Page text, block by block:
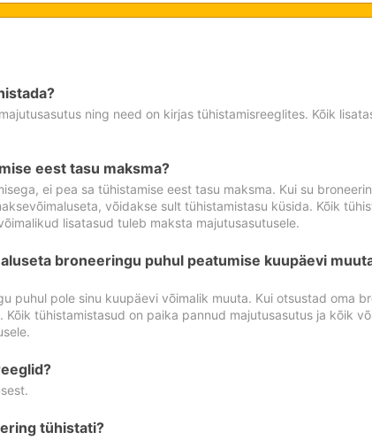
ning need on kirjas tühistamisreeglites. Kõik
eest tasu maksma?
ei pea sa tühistamise eest tasu maksma. Kui su
võidakse sult tühistamistasu küsida. Kõik
lisatasud tuleb maksta majutusasutusele.
broneeringu puhul peatumise kuupäevi
puhul pole sinu kuupäevi võimalik muuta. Kui otsustad oma
tühistamistasud on paika pannud majutusasutus ja kõik
tühistati?